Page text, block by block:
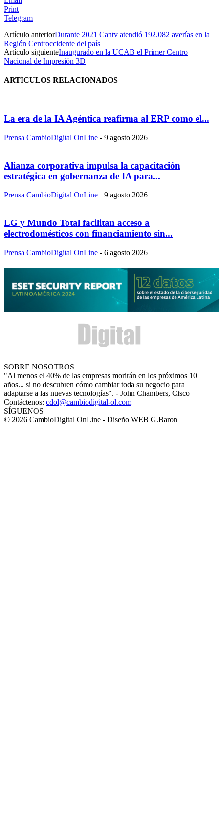
Print
Telegram
Artículo anteriorDurante 2021 Cantv atendió 192.082 averías en la
Región Centroccidente del país
Artículo siguienteInaugurado en la UCAB el Primer Centro
Nacional de Impresión 3D
ARTÍCULOS RELACIONADOS
La era de la IA Agéntica reafirma al ERP como el...
Prensa CambioDigital OnLine - 9 agosto 2026
Alianza corporativa impulsa la capacitación
estratégica en gobernanza de IA para...
Prensa CambioDigital OnLine - 9 agosto 2026
LG y Mundo Total facilitan acceso a
electrodomésticos con financiamiento sin...
Prensa CambioDigital OnLine - 6 agosto 2026
SOBRE NOSOTROS
"Al menos el 40% de las empresas morirán en los próximos 10
años... si no descubren cómo cambiar toda su negocio para
adaptarse a las nuevas tecnologías". - John Chambers, Cisco
Contáctenos: cdol@cambiodigital-ol.com
SÍGUENOS
© 2026 CambioDigital OnLine - Diseño WEB G.Baron